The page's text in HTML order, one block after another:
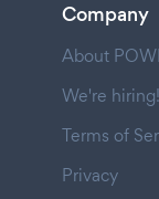
Company
About
We're hiring!
Terms of
Privacy